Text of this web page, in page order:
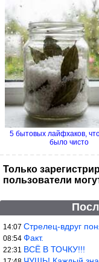
5 бытовых лайфхаков,
было чисто
Только
пользователи
14:07 Стрелец-вдруг
08:54 Факт.
22:31 ВСЁ В ТОЧКУ!!!